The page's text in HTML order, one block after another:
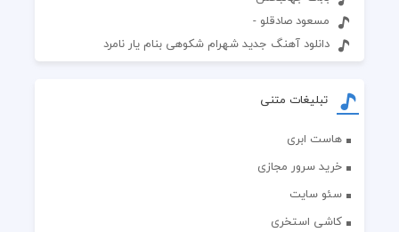
مسعود صادقلو -
دانلود آهنگ جدید شهرام شکوهی بنام یار نامرد
تبلیغات متنی
هاست ابری
خرید سرور مجازی
سئو سایت
کاشی استخری